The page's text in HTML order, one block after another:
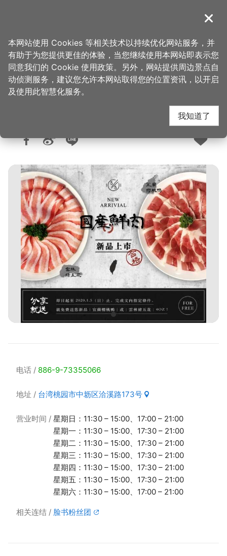
導覽
首页 > 想去的地方 > 美食、购物 > 美食快搜
55POT精致锅物
人气：4429
电话 886-9-73355066
地址 台湾桃园市中坜区洽溪路173号
营业时间
星期日：11:30 – 15:00、17:00 – 21:00
星期一：11:30 – 15:00、17:30 – 21:00
星期二：11:30 – 15:00、17:30 – 21:00
星期三：11:30 – 15:00、17:30 – 21:00
星期四：11:30 – 15:00、17:30 – 21:00
星期五：11:30 – 15:00、17:30 – 21:00
星期六：11:30 – 15:00、17:00 – 21:00
相关连结 脸书粉丝团
关闭
本网站使用 Cookies 等相关技术以持续优化网站服务，并
有助于为您提供更佳的体验，当您继续使用本网站即表示您
同意我们的 Cookie 使用政策。另外，网站提供周边景点自
动侦测服务，建议您允许本网站取得您的位置资讯，以开启
及使用此智慧化服务。
我知道了